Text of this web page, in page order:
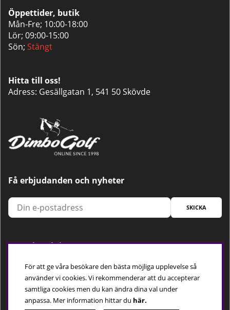
Öppettider, butik
Mån-Fre; 10:00-18:00
Lör; 09:00-15:00
Sön; Stängt
Hitta till oss!
Adress: Gesällgatan 1, 541 50 Skövde
Få erbjudanden och nyheter
SKICKA
Trygg betalning
Följ oss
För att ge våra besökare den bästa möjliga upplevelse så
använder vi cookies. Vi rekommenderar att du accepterar
samtliga cookies men du kan ändra dina val under
anpassa. Mer information hittar du här.